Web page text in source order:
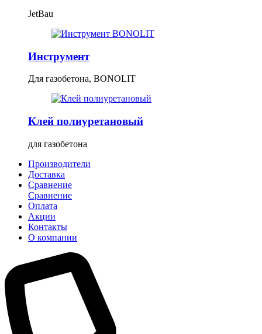
JetBau
Инструмент
Для газобетона, BONOLIT
Клей полиуретановый
для газобетона
Производители
Доставка
Сравнение
Сравнение
Оплата
Акции
Контакты
О компании